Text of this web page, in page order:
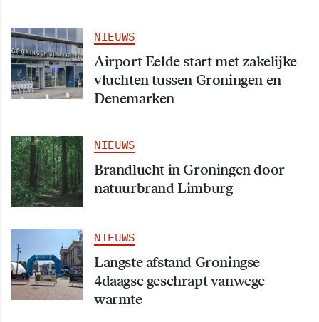
NIEUWS
Airport Eelde start met zakelijke
vluchten tussen Groningen en
Denemarken
NIEUWS
Brandlucht in Groningen door
natuurbrand Limburg
NIEUWS
Langste afstand Groningse
4daagse geschrapt vanwege
warmte